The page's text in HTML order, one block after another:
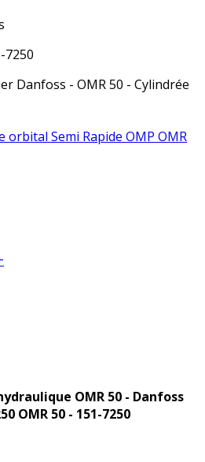
7250
Danfoss - OMR 50 - Cylindrée
orbital Semi Rapide OMP OMR
OMR 50 - Danfoss
OMR 50 - 151-7250